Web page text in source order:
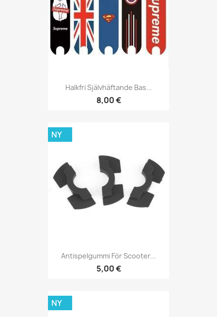
Halkfri Självhäftande Bas...
8,00 €
Antispelgummi För Scooter...
5,00 €
NY
NY